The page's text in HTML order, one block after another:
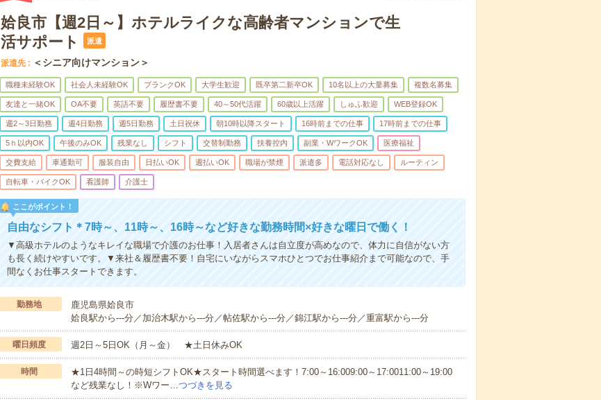
姶良市【週2日～】ホテルライクな高齢者マンションで生
活サポート
派遣
派遣先 ＜シニア向けマンション＞
職種未経験OK 社会人未経験OK ブランクOK 大学生歓迎 既卒第二新卒OK 10名以上の大量募集 複数名募集
友達と一緒OK OA不要 英語不要 履歴書不要 40～50代活躍 60歳以上活躍 しゅふ歓迎 WEB登録OK
週2～3日勤務 週4日勤務 週5日勤務 土日祝休 朝10時以降スタート 16時前までの仕事 17時前までの仕事
5ｈ以内OK 午後のみOK 残業なし シフト 交替制勤務 扶養控内 副業・WワークOK 医療福祉
交費支給 車通勤可 服装自由 日払いOK 週払いOK 職場が禁煙 派遣多 電話対応なし ルーティン
自転車・バイクOK 看護師 介護士
ここがポイント！
自由なシフト＊7時～、11時～、16時～など好きな勤務時間×好きな曜日で働く！
▼高級ホテルのようなキレイな職場で介護のお仕事！入居者さんは自立度が高めなので、体力に自信がない方
も長く続けやすいです。▼来社＆履歴書不要！自宅にいながらスマホひとつでお仕事紹介まで可能なので、手
間なくお仕事スタートできます。
勤務地
鹿児島県姶良市
姶良駅から---分／加治木駅から---分／帖佐駅から---分／錦江駅から---分／重富駅から---分
曜日頻度 週2日～5日OK（月～金） ★土日休みOK
時間
★1日4時間～の時短シフトOK★スタート時間選べます！7:00～16:009:00～17:0011:00～19:00
など残業なし！※Wワー… つづきを見る